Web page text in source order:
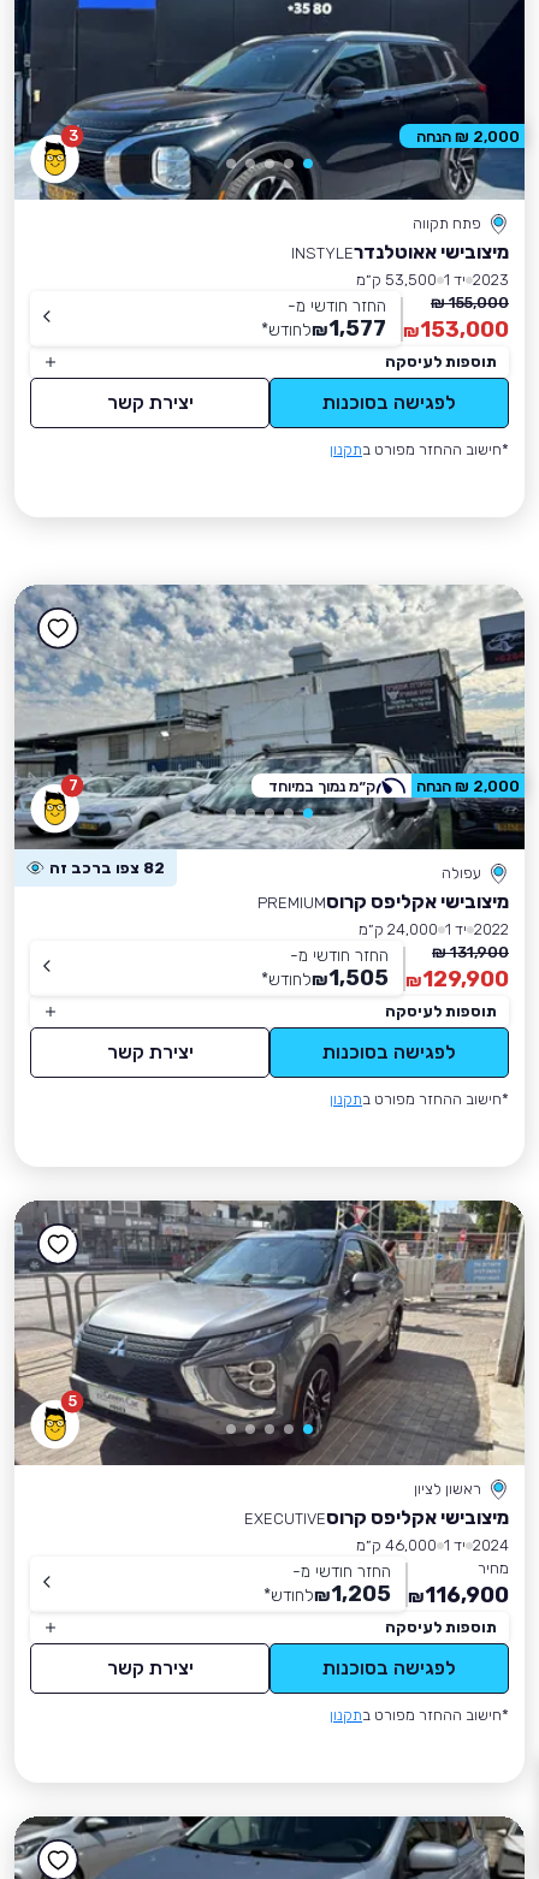
3
פתח תקווה
מיצובישי אאוטלנדרINSTYLE
2023 יד 1
53,500 ק״מ
155,000 ₪
153,000
₪
החזר חודשי מ-
1,577
₪לחודש*
תוספות לעיסקה
לפגישה בסוכנות יצירת קשר
*חישוב ההחזר מפורט בתקנון
2,000 ₪ הנחה
7
עפולה 82 צפו ברכב זה
מיצובישי אקליפס קרוסPREMIUM
2022 יד 1
24,000 ק״מ
131,900 ₪
129,900
₪
החזר חודשי מ-
1,505
₪לחודש*
תוספות לעיסקה
לפגישה בסוכנות יצירת קשר
*חישוב ההחזר מפורט בתקנון
2,000 ₪ הנחה ק״מ נמוך במיוחד
5
ראשון לציון
מיצובישי אקליפס קרוסEXECUTIVE
2024 יד 1
46,000 ק״מ
מחיר
116,900
₪
החזר חודשי מ-
1,205
₪לחודש*
תוספות לעיסקה
לפגישה בסוכנות יצירת קשר
*חישוב ההחזר מפורט בתקנון